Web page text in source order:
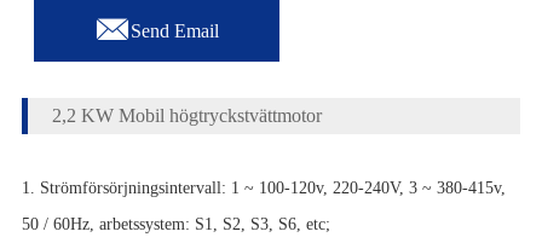
Send Email
2,2 KW Mobil högtryckstvättmotor
1. Strömförsörjningsintervall: 1 ~ 100-120v, 220-240V, 3 ~ 380-415v,
50 / 60Hz, arbetssystem: S1, S2, S3, S6, etc;